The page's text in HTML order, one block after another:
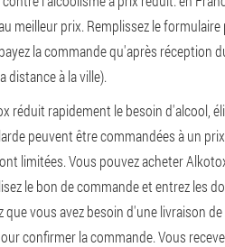
meilleur prix. Remplissez le
la commande qu'après réception
distance à la ville).
réduit rapidement le besoin d'alcool,
peuvent être commandées à un
limitées. Vous pouvez acheter
le bon de commande et entrez les
que vous avez besoin d'une livraison
confirmer la commande. Vous